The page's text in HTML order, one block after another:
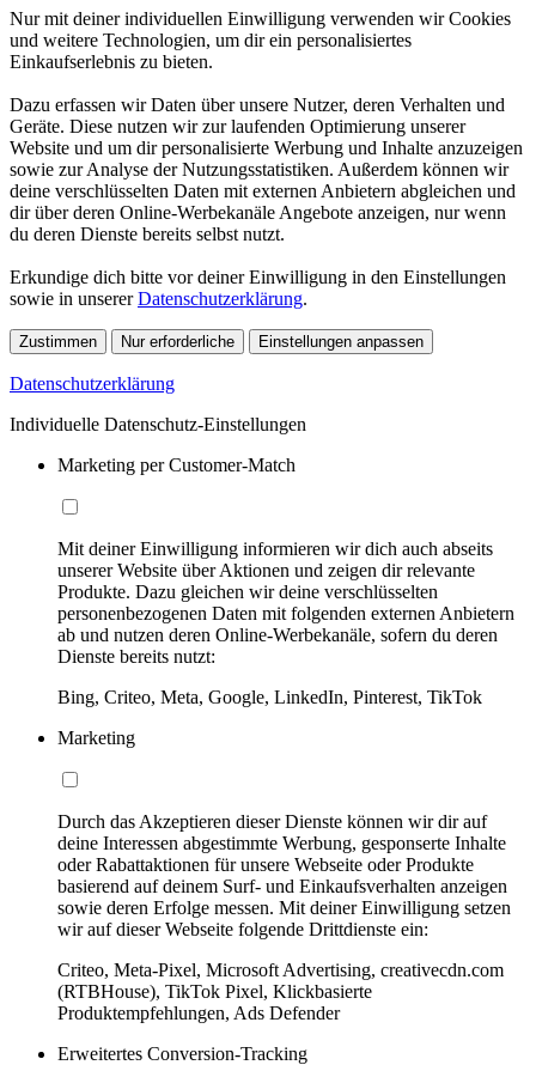
Nur mit deiner individuellen Einwilligung verwenden wir Cookies
und weitere Technologien, um dir ein personalisiertes
Einkaufserlebnis zu bieten.
Dazu erfassen wir Daten über unsere Nutzer, deren Verhalten und
Geräte. Diese nutzen wir zur laufenden Optimierung unserer
Website und um dir personalisierte Werbung und Inhalte anzuzeigen
sowie zur Analyse der Nutzungsstatistiken. Außerdem können wir
deine verschlüsselten Daten mit externen Anbietern abgleichen und
dir über deren Online-Werbekanäle Angebote anzeigen, nur wenn
du deren Dienste bereits selbst nutzt.
Erkundige dich bitte vor deiner Einwilligung in den Einstellungen
sowie in unsererDatenschutzerklärung.
Zustimmen Nur erforderliche Einstellungen anpassen
Datenschutzerklärung
Individuelle Datenschutz-Einstellungen
Marketing per Customer-Match
Mit deiner Einwilligung informieren wir dich auch abseits
unserer Website über Aktionen und zeigen dir relevante
Produkte. Dazu gleichen wir deine verschlüsselten
personenbezogenen Daten mit folgenden externen Anbietern
ab und nutzen deren Online-Werbekanäle, sofern du deren
Dienste bereits nutzt:
Bing, Criteo, Meta, Google, LinkedIn, Pinterest, TikTok
Marketing
Durch das Akzeptieren dieser Dienste können wir dir auf
deine Interessen abgestimmte Werbung, gesponserte Inhalte
oder Rabattaktionen für unsere Webseite oder Produkte
basierend auf deinem Surf- und Einkaufsverhalten anzeigen
sowie deren Erfolge messen. Mit deiner Einwilligung setzen
wir auf dieser Webseite folgende Drittdienste ein:
Criteo, Meta-Pixel, Microsoft Advertising, creativecdn.com
(RTBHouse), TikTok Pixel, Klickbasierte
Produktempfehlungen, Ads Defender
Erweitertes Conversion-Tracking